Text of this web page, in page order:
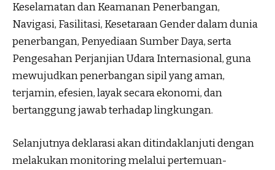
Keselamatan dan Keamanan Penerbangan,
Navigasi, Fasilitasi, Kesetaraan Gender dalam dunia
penerbangan, Penyediaan Sumber Daya, serta
Pengesahan Perjanjian Udara Internasional, guna
mewujudkan penerbangan sipil yang aman,
terjamin, efesien, layak secara ekonomi, dan
bertanggung jawab terhadap lingkungan.
Selanjutnya deklarasi akan ditindaklanjuti dengan
melakukan monitoring melalui pertemuan-